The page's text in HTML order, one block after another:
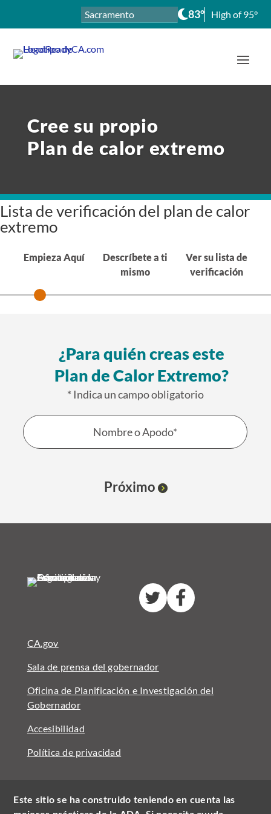
content
83° High of 95°
Cree su propio
Plan de calor extremo
Lista de verificación del plan de calor
extremo
Empieza Aquí
Descríbete a ti
mismo
Ver su lista de
verificación
Empieza Aquí
¿Para quién creas este
Plan de Calor Extremo?
* Indica un campo obligatorio
¿Para
quién
este
de
Próximo
Follow us on twitter
Follow us on facebook
CA.gov
Sala de prensa del gobernador
Oficina de Planificación e Investigación del
Gobernador
Accesibilidad
Política de privacidad
Este sitio se ha construido teniendo en cuenta las